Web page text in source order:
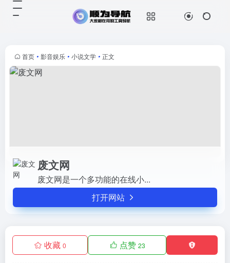
首页 • 影音娱乐 • 小说文学 • 正文
废文网
废文网是一个多功能的在线小...
打开网站
收藏 0 点赞 23